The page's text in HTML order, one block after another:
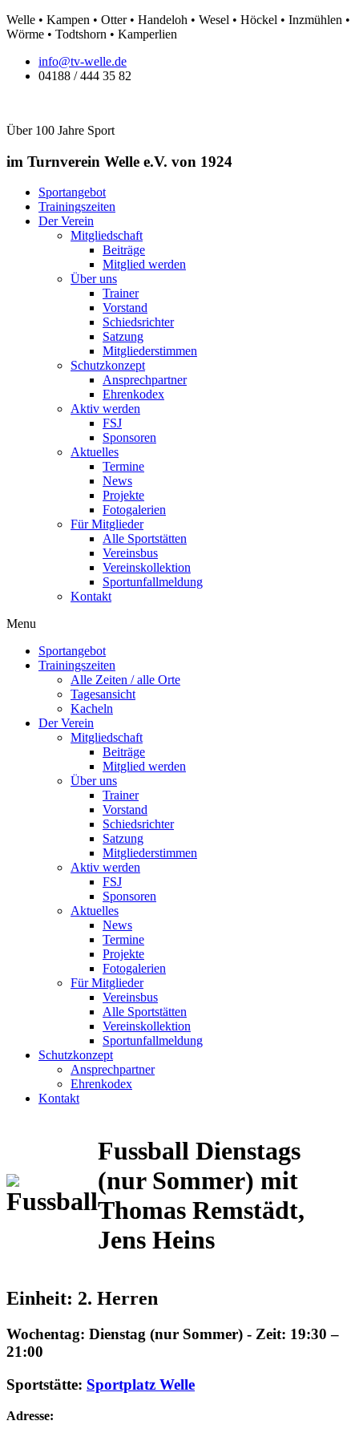
Zum
Inhalt
Welle • Kampen • Otter • Handeloh • Wesel • Höckel • Inzmühlen •
Wörme • Todtshorn • Kamperlien
info@tv-welle.de
04188 / 444 35 82
Über 100 Jahre Sport
im Turnverein Welle e.V. von 1924
Sportangebot
Trainingszeiten
Der Verein
Mitgliedschaft
Beiträge
Mitglied werden
Über uns
Trainer
Vorstand
Schiedsrichter
Satzung
Mitgliederstimmen
Schutzkonzept
Ansprechpartner
Ehrenkodex
Aktiv werden
FSJ
Sponsoren
Aktuelles
Termine
News
Projekte
Fotogalerien
Für Mitglieder
Alle Sportstätten
Vereinsbus
Vereinskollektion
Sportunfallmeldung
Kontakt
Flyout
Menu
Sportangebot
Trainingszeiten
Alle Zeiten / alle Orte
Tagesansicht
Kacheln
Der Verein
Mitgliedschaft
Beiträge
Mitglied werden
Über uns
Trainer
Vorstand
Schiedsrichter
Satzung
Mitgliederstimmen
Aktiv werden
FSJ
Sponsoren
Aktuelles
News
Termine
Projekte
Fotogalerien
Für Mitglieder
Vereinsbus
Alle Sportstätten
Vereinskollektion
Sportunfallmeldung
Schutzkonzept
Ansprechpartner
Ehrenkodex
Kontakt
Fussball Dienstags
(nur Sommer) mit
Thomas Remstädt,
Jens Heins
Einheit: 2. Herren
Wochentag: Dienstag (nur Sommer) - Zeit: 19:30 –
21:00
Sportstätte: Sportplatz Welle
Adresse: